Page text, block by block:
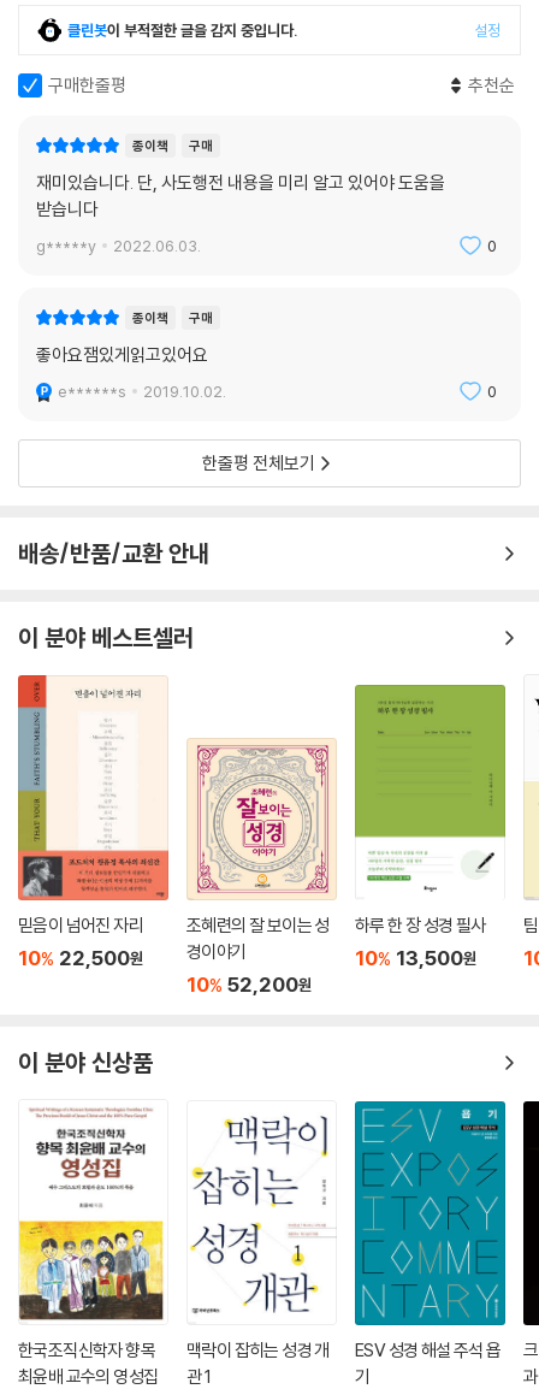
인해 봅니다. ‘왜 사도행전은 일종의 속편(이미 만들어진 책의 뒷이야기로
전에 예수님에 대한 정확한 이해가 필요했던 이유는 무엇일까요?’, ‘교회의
는 이유는 무엇일까요?’, ‘주님의 손이 함께하는 사역은 무엇이 다를까
요?’, ‘그때에 바울이 선교하는 모습이 오늘날에도 중요한 이유는 무엇일까
요?’, ‘나는 동일한 복음을 다르게 접근하나요?’, ‘복음을 위해, 복음에 의해
문장이 있습니다.
복음은 위협받겠지만 절대 침묵하지 않는다!
년과 청년 개개인의 신앙과 공동체(교회)의 성숙도를 되돌아볼 기회를 얻
을 뿐만 아니라, 지속가능한 성경 읽기의 재미도 느낄 수 있을 것입니다. 살
셨는지, 사도행전의 생생한 이야기를 만나 보세요.
클린봇이 부적절한 글을 감지 중입니다. 설정
구매한줄평 추천순
종이책 구매
재미있습니다. 단, 사도행전 내용을 미리 알고 있어야 도움을
받습니다
g*****y 2022.06.03. 0
종이책 구매
좋아요잼있게읽고있어요
e******s 2019.10.02. 0
한줄평 전체보기
배송/반품/교환 안내
이 분야 베스트셀러
믿음이 넘어진 자리
10% 22,500원
조혜련의 잘 보이는 성
경이야기
10% 52,200원
하루 한 장 성경 필사
10% 13,500원
이 분야 신상품
한국조직신학자 향목
최윤배 교수의 영성집
맥락이 잡히는 성경 개
관 1
ESV 성경 해설 주석 욥
기